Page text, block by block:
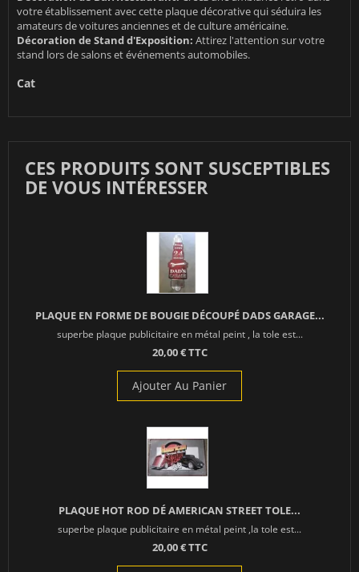
votre établissement avec cette plaque décorative qui séduira les
amateurs de voitures anciennes et de culture américaine.
Décoration de Stand d'Exposition: Attirez l'attention sur votre
stand lors de salons et événements automobiles.
Cat
CES PRODUITS SONT SUSCEPTIBLES
DE VOUS INTÉRESSER
PLAQUE EN FORME DE BOUGIE DÉCOUPÉ DADS GARAGE...
superbe plaque publicitaire en métal peint , la tole est...
20,00 € TTC
Ajouter Au Panier
PLAQUE HOT ROD DÉ AMERICAN STREET TOLE...
superbe plaque publicitaire en métal peint ,la tole est...
20,00 € TTC